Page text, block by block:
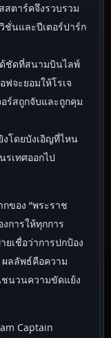
สตาร์คจึงรวบรวม
ชั่นและปีเตอร์ปาร์ก
ด้ชัดที่สนามบินไลพ์
จะยอมให้โรเจ
ร์สถูกจับและถูกคุม
โดยบังเอิญที่ไหน
รเทศออกไป
ของ “พระราช
การให้ทุกการ
เชื่อว่าการปกป้อง
ผลลัพธ์คือความ
ชนวนความขัดแย้ง
Captain